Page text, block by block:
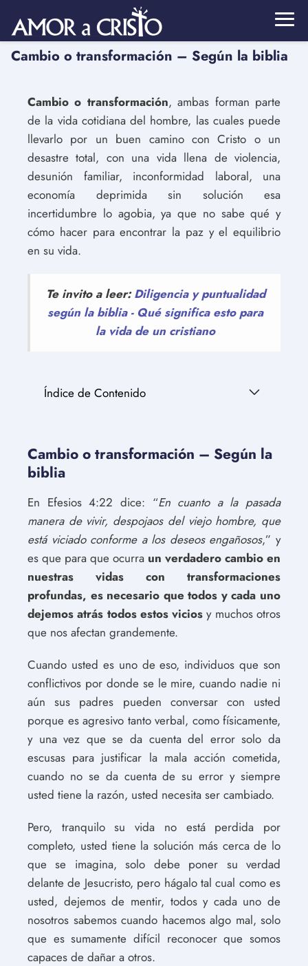
Cambio o transformación – Según la biblia
Cambio o transformación, ambas forman parte
de la vida cotidiana del hombre, las cuales puede
llevarlo por un buen camino con Cristo o un
desastre total, con una vida llena de violencia,
desunión familiar, inconformidad laboral, una
economía deprimida sin solución esa
incertidumbre lo agobia, ya que no sabe qué y
cómo hacer para encontrar la paz y el equilibrio
en su vida.
Te invito a leer:Diligencia y puntualidad
según la biblia - Qué significa esto para
la vida de un cristiano
Índice de Contenido
Cambio o transformación – Según la
biblia
En Efesios 4:22 dice: “En cuanto a la pasada
manera de vivir, despojaos del viejo hombre, que
está viciado conforme a los deseos engañosos,” y
es que para que ocurra un verdadero cambio en
nuestras vidas con transformaciones
profundas, es necesario que todos y cada uno
dejemos atrás todos estos vicios y muchos otros
que nos afectan grandemente.
Cuando usted es uno de eso, individuos que son
conflictivos por donde se le mire, cuando nadie ni
aún sus padres pueden conversar con usted
porque es agresivo tanto verbal, como físicamente,
y una vez que se da cuenta del error solo da
escusas para justificar la mala acción cometida,
cuando no se da cuenta de su error y siempre
usted tiene la razón, usted necesita ser cambiado.
Pero, tranquilo su vida no está perdida por
completo, usted tiene la solución más cerca de lo
que se imagina, solo debe poner su verdad
delante de Jesucristo, pero hágalo tal cual como es
usted, dejemos de mentir, todos y cada uno de
nosotros sabemos cuando hacemos algo mal, solo
que es sumamente difícil reconocer que somos
capaces de dañar a otros.